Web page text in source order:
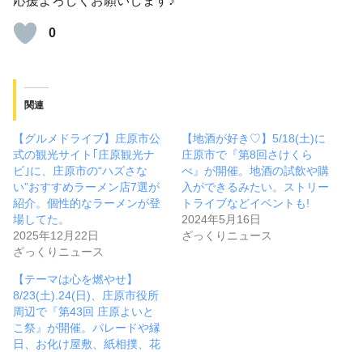
0
関連
【グルメドライブ】庄原市公
式の観光サイト｢庄原観光ナ
ビ｣に、庄原市の“ハズさな
い”おすすめラーメン店7選が
紹介。個性的なラーメンが登
場してた。
2025年12月22日
ざっくりニュース
【地酒が好き♡】5/18(土)に
庄原市で『第8回さけくら
べ』が開催。地酒の試飲や購
入ができるみたい。ストリー
トライブなどイベントも!
2024年5月16日
ざっくりニュース
【テーマは心を燃やせ】
8/23(土).24(日)、庄原市役所
周辺で『第43回 庄原よいと
こ祭』が開催。パレードや縁
日、お化け屋敷、紙相撲、花